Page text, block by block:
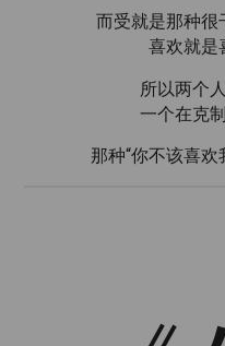
而受就是那种很
喜欢就是
所以两个
一个在克
那种“你不该喜欢